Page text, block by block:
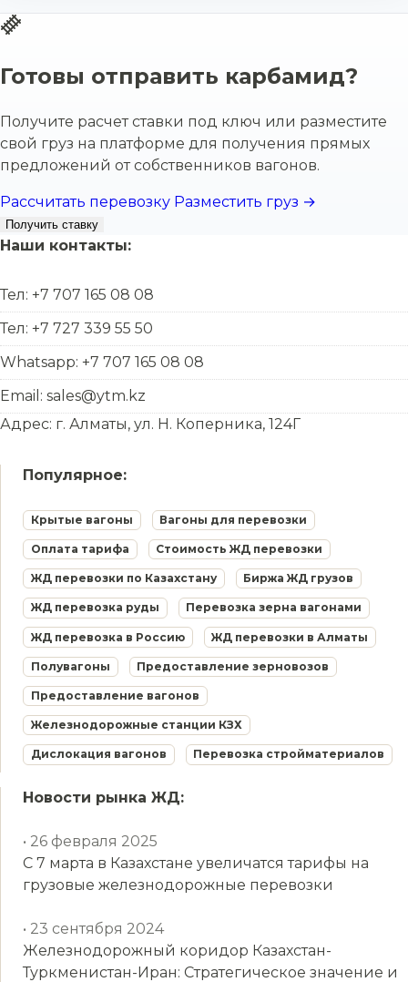
Готовы отправить карбамид?
Получите расчет ставки под ключ или разместите
свой груз на платформе для получения прямых
предложений от собственников вагонов.
Рассчитать перевозку Разместить груз →
Получить ставку
Наши контакты:
Тел: +7 707 165 08 08
Тел: +7 727 339 55 50
Whatsapp: +7 707 165 08 08
Email: sales@ytm.kz
Адрес: г. Алматы, ул. Н. Коперника, 124Г
Популярное:
Крытые вагоны Вагоны для перевозки
Оплата тарифа Стоимость ЖД перевозки
ЖД перевозки по Казахстану Биржа ЖД грузов
ЖД перевозка руды Перевозка зерна вагонами
ЖД перевозка в Россию ЖД перевозки в Алматы
Полувагоны Предоставление зерновозов
Предоставление вагонов
Железнодорожные станции КЗХ
Дислокация вагонов Перевозка стройматериалов
Новости рынка ЖД:
• 26 февраля 2025
С 7 марта в Казахстане увеличатся тарифы на
грузовые железнодорожные перевозки
• 23 сентября 2024
Железнодорожный коридор Казахстан-
Туркменистан-Иран: Стратегическое значение и